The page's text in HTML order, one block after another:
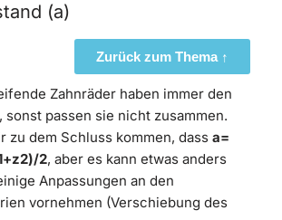
(a)
Zurück zum Thema ↑
Zahnräder haben immer den
passen sie nicht zusammen.
zu dem Schluss kommen, dass a=
2, aber es kann etwas anders
Anpassungen an den
vornehmen (Verschiebung des